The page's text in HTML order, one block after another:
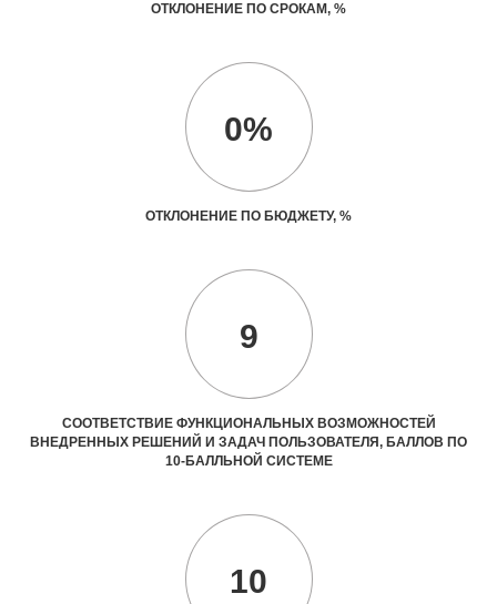
ОТКЛОНЕНИЕ ПО СРОКАМ, %
0%
ОТКЛОНЕНИЕ ПО БЮДЖЕТУ, %
9
СООТВЕТСТВИЕ ФУНКЦИОНАЛЬНЫХ ВОЗМОЖНОСТЕЙ
ВНЕДРЕННЫХ РЕШЕНИЙ И ЗАДАЧ ПОЛЬЗОВАТЕЛЯ, БАЛЛОВ ПО
10-БАЛЛЬНОЙ СИСТЕМЕ
10